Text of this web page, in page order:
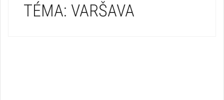
TÉMA: VARŠAVA